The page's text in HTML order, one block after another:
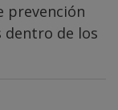
prevención
dentro de los